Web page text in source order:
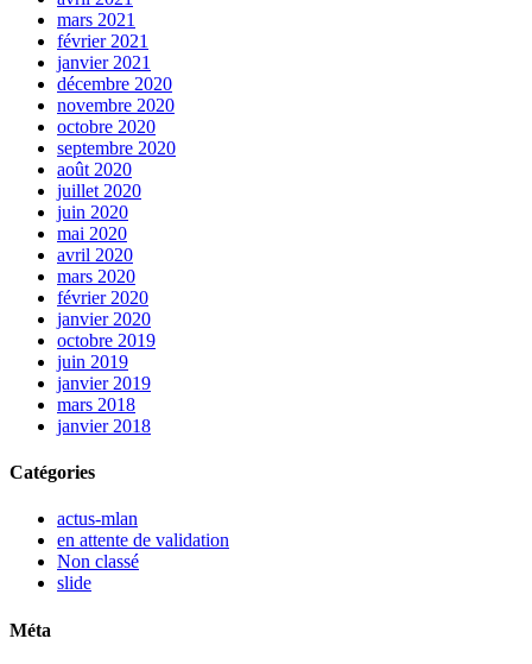
mars 2021
février 2021
janvier 2021
décembre 2020
novembre 2020
octobre 2020
septembre 2020
août 2020
juillet 2020
juin 2020
mai 2020
avril 2020
mars 2020
février 2020
janvier 2020
octobre 2019
juin 2019
janvier 2019
mars 2018
janvier 2018
Catégories
actus-mlan
en attente de validation
Non classé
slide
Méta